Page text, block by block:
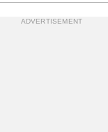
ADVERTISEMENT